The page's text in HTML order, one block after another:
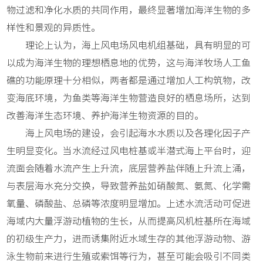
物过滤和净化水质的共同作用，最终显著增加海洋生物的多
样性和景观的异质性。
理论上认为，海上风电场风电机组基础，具有明显的可
以成为海洋生物的理想栖息地的优势，这与海洋牧场人工鱼
礁的功能原理十分相似，两者都是通过增加人工构筑物，改
变海底环境，为鱼类等海洋生物营造良好的栖息场所，达到
改善海洋生态环境、养护海洋生物资源的目的。
海上风电场的建设，会引起海水水质以及各理化因子产
生明显变化。当水流经过风电桩基或半潜式海上平台时，迎
流面会随着水流产生上升流，底层营养盐伴随上升流上涌，
与表层海水充分交换，导致营养盐如硝酸氮、氨氮、化学需
氧量、磷酸盐、总磷等浓度明显增加。上述水流活动可促进
海域内大量浮游动植物的生长，从而提高风机桩基所在海域
的初级生产力，进而诱集附近水域生存的其他浮游动物、游
泳生物前来进行生殖或索饵等行为，甚至可能会吸引不同类